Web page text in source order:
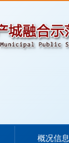
概况信息